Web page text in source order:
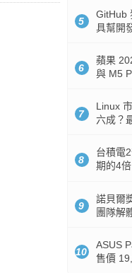
5
GitHub
具幫開
6
蘋果
與 M5
7
Linux
六成？
8
台積電
期的4
9
諾貝爾
團隊解
10
ASUS
售價